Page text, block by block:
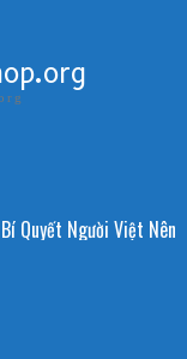
Quyết Người Việt Nên